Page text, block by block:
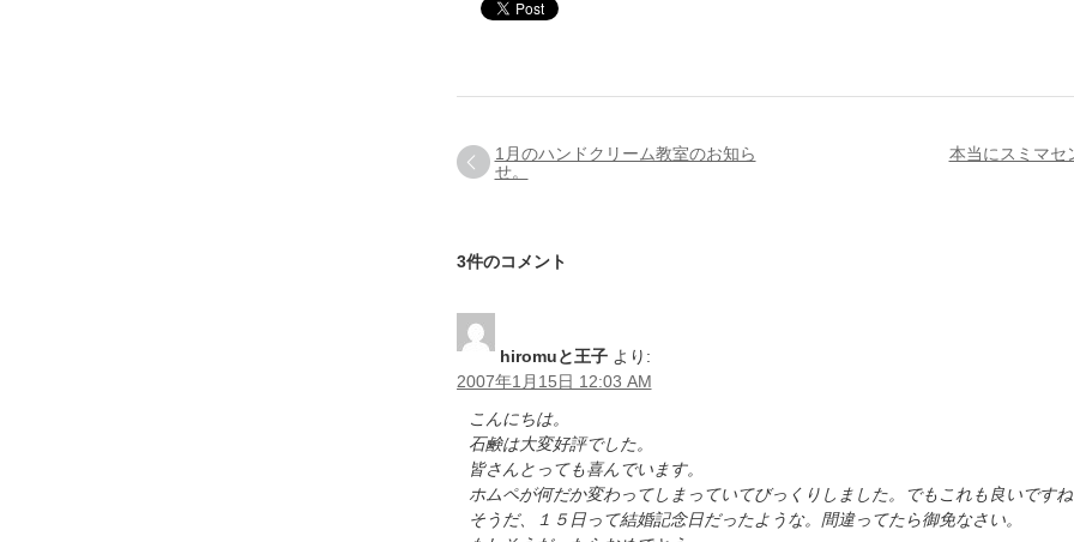
1月のハンドクリーム教室のお知ら
せ。
本当にスミマセ
3件のコメント
hiromuと王子 より:
2007年1月15日 12:03 AM
こんにちは。
石鹸は大変好評でした。
皆さんとっても喜んでいます。
ホムペが何だか変わってしまっていてびっくりしました。でもこれも良いです
そうだ、１５日って結婚記念日だったような。間違ってたら御免なさい。